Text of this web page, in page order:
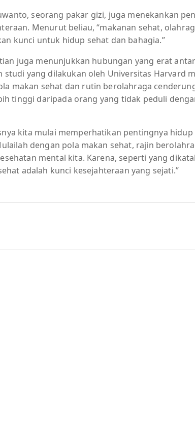
seorang pakar gizi, juga menekankan
Menurut beliau, “makanan sehat,
kunci untuk hidup sehat dan bahagia.”
juga menunjukkan hubungan yang erat
studi yang dilakukan oleh Universitas Harvard
makan sehat dan rutin berolahraga
tinggi daripada orang yang tidak peduli
kita mulai memperhatikan pentingnya hidup
dengan pola makan sehat, rajin
mental kita. Karena, seperti yang
adalah kunci kesejahteraan yang sejati.”